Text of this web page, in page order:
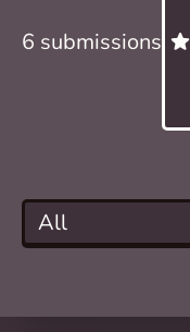
6 submissions